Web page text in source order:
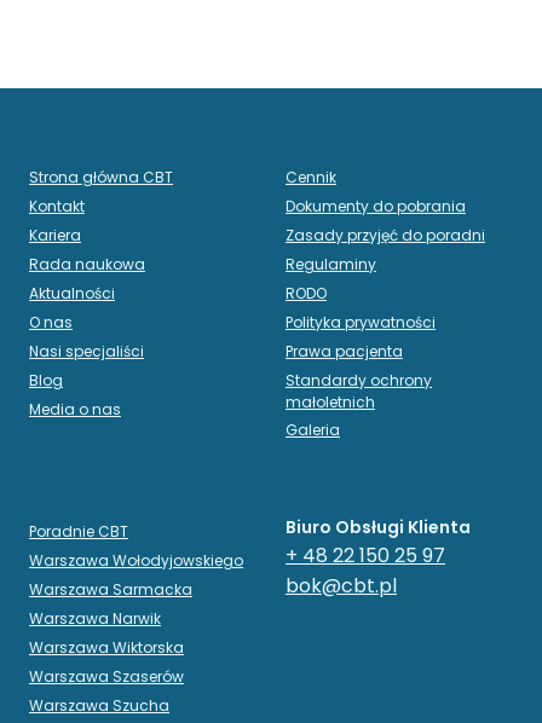
Strona główna CBT
Kontakt
Kariera
Rada naukowa
Aktualności
O nas
Nasi specjaliści
Blog
Media o nas
Poradnie CBT
Warszawa Wołodyjowskiego
Warszawa Sarmacka
Warszawa Narwik
Warszawa Wiktorska
Warszawa Szaserów
Warszawa Szucha
Cennik
Dokumenty do pobrania
Zasady przyjęć do poradni
Regulaminy
RODO
Polityka prywatności
Prawa pacjenta
Standardy ochrony
małoletnich
Galeria
Biuro Obsługi Klienta
+ 48 22 150 25 97
bok@cbt.pl